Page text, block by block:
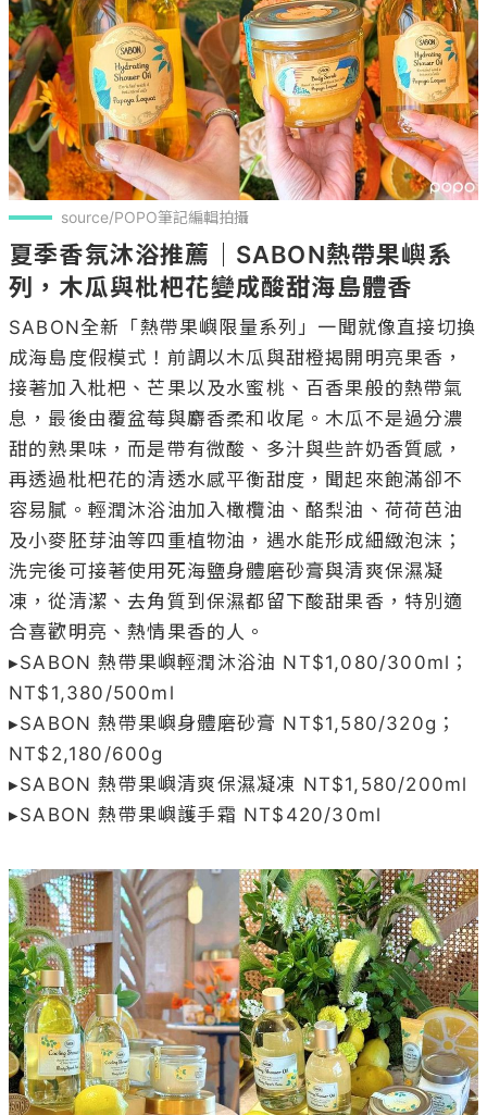
source/POPO筆記編輯拍攝
夏季香氛沐浴推薦｜SABON熱帶果嶼系
列，木瓜與枇杷花變成酸甜海島體香
SABON全新「熱帶果嶼限量系列」一聞就像直接切換
成海島度假模式！前調以木瓜與甜橙揭開明亮果香，
接著加入枇杷、芒果以及水蜜桃、百香果般的熱帶氣
息，最後由覆盆莓與麝香柔和收尾。木瓜不是過分濃
甜的熟果味，而是帶有微酸、多汁與些許奶香質感，
再透過枇杷花的清透水感平衡甜度，聞起來飽滿卻不
容易膩。輕潤沐浴油加入橄欖油、酪梨油、荷荷芭油
及小麥胚芽油等四重植物油，遇水能形成細緻泡沫；
洗完後可接著使用死海鹽身體磨砂膏與清爽保濕凝
凍，從清潔、去角質到保濕都留下酸甜果香，特別適
合喜歡明亮、熱情果香的人。
▸SABON 熱帶果嶼輕潤沐浴油 NT$1,080/300ml；
NT$1,380/500ml
▸SABON 熱帶果嶼身體磨砂膏 NT$1,580/320g；
NT$2,180/600g
▸SABON 熱帶果嶼清爽保濕凝凍 NT$1,580/200ml
▸SABON 熱帶果嶼護手霜 NT$420/30ml